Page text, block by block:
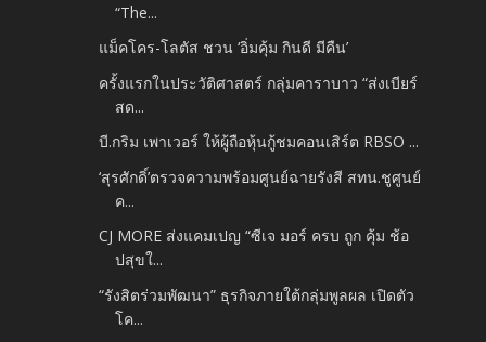
“The...
แม็คโคร-โลตัส ชวน ‘อิ่มคุ้ม กินดี มีคืน’
ครั้งแรกในประวัติศาสตร์ กลุ่มคาราบาว “ส่งเบียร์
สด...
บี.กริม เพาเวอร์ ให้ผู้ถือหุ้นกู้ชมคอนเสิร์ต RBSO ...
‘สุรศักดิ์’ตรวจความพร้อมศูนย์ฉายรังสี สทน.ชูศูนย์
ค...
CJ MORE ส่งแคมเปญ “ซีเจ มอร์ ครบ ถูก คุ้ม ช้อ
ปสุขใ...
“รังสิตร่วมพัฒนา” ธุรกิจภายใต้กลุ่มพูลผล เปิดตัว
โค...